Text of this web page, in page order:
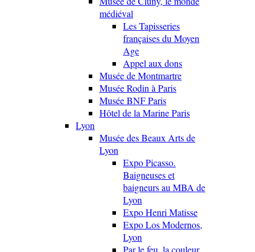
médiéval
Les Tapisseries
françaises du Moyen
Age
Appel aux dons
Musée de Montmartre
Musée Rodin à Paris
Musée BNF Paris
Hôtel de la Marine Paris
Lyon
Musée des Beaux Arts de
Lyon
Expo Picasso.
Baigneuses et
baigneurs au MBA de
Lyon
Expo Henri Matisse
Expo Los Modernos,
Lyon